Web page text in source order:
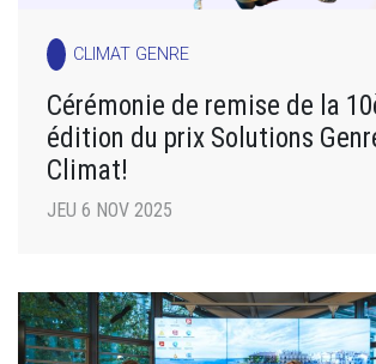
CLIMAT GENRE
Cérémonie de remise de la
édition du prix Solutions
Climat!
JEU 6 NOV 2025